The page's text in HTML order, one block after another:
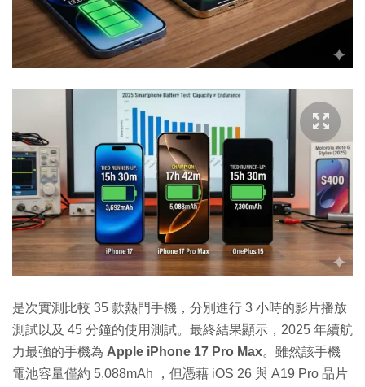
是次實測比較 35 款熱門手機，分別進行 3 小時的影片播放
測試以及 45 分鐘的使用測試。 最終結果顯示，2025 年續航
力最強的手機為 Apple iPhone 17 Pro Max。雖然該手機
電池容量僅約 5,088mAh ，但憑藉 iOS 26 與 A19 Pro 晶片